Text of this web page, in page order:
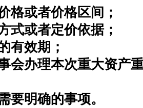
或者价格区间；
或者定价依据；
效期；
办理本次重大资产重
明确的事项。